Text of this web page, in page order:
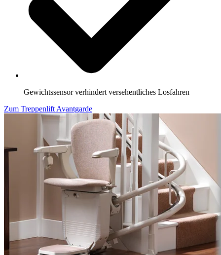
Gewichtssensor verhindert versehentliches Losfahren
Zum Treppenlift Avantgarde